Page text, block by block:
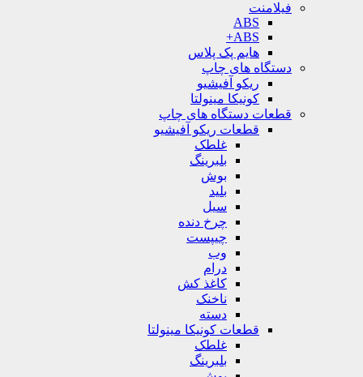
فیلامنت
ABS
ABS+
هایم پک پلاس
دستگاه های چاپ
ریکو آفیشیو
کونیکا مینولتا
قطعات دستگاه های چاپ
قطعات ریکو آفیشیو
غلطک
بلبرینگ
بوش
بلید
سیل
چرخ دنده
چیپست
وب
درام
کاغذ کش
ناخنک
دسته
قطعات کونیکا مینولتا
غلطک
بلبرینگ